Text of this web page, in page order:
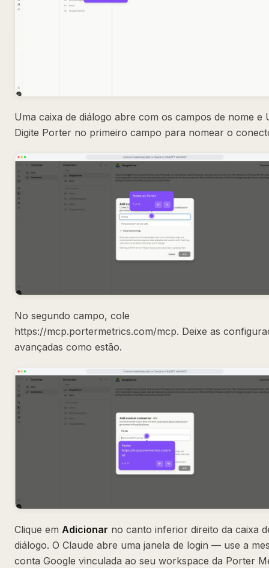
Uma caixa de diálogo abre com os campos de nome e
Digite Porter no primeiro campo para nomear o
No segundo campo, cole
https://mcp.portermetrics.com/mcp. Deixe as
avançadas como estão.
Clique em Adicionar no canto inferior direito da caixa
diálogo. O Claude abre uma janela de login — use a
conta Google vinculada ao seu workspace da Porter